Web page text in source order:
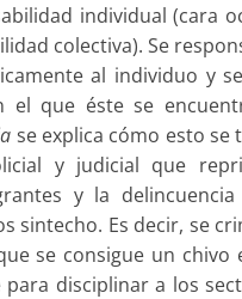
individual (cara
colectiva). Se
al individuo y
el que éste se
se explica cómo esto se
y judicial que
y la
sintecho. Es decir, se
se consigue un chivo
disciplinar a los